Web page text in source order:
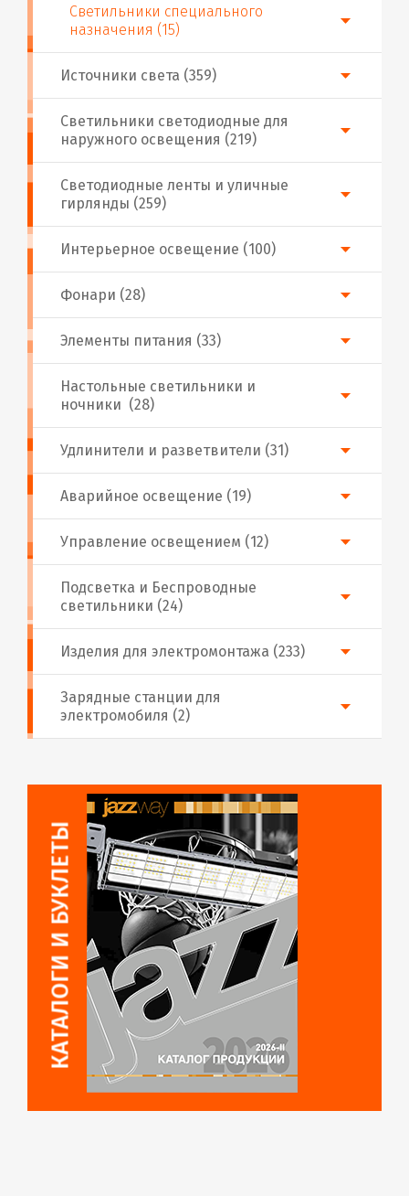
Фонари (28)
Аварийное освещение (19)
Настольные светильники и
ночники (28)
Подсветка и Беспроводные
светильники (24)
Интерьерное освещение (100)
Изделия для электромонтажа (233)
Источники света (359)
Светодиодные ленты и уличные
гирлянды (259)
Светильники специального
назначения (15)
Светильники светодиодные для
наружного освещения (219)
Удлинители и разветвители (31)
Управление освещением (12)
Элементы питания (33)
Зарядные станции для
электромобиля (2)